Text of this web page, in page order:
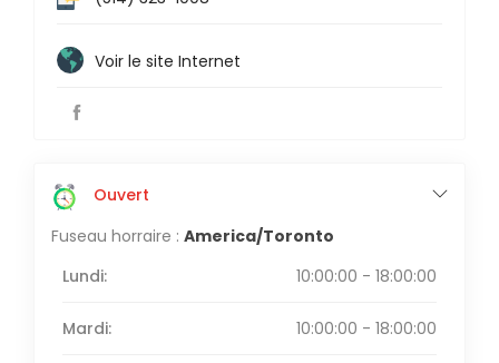
Voir le site Internet
Ouvert
Fuseau horraire : America/Toronto
Lundi:
10:00:00 - 18:00:00
Mardi: 10:00:00 - 18:00:00